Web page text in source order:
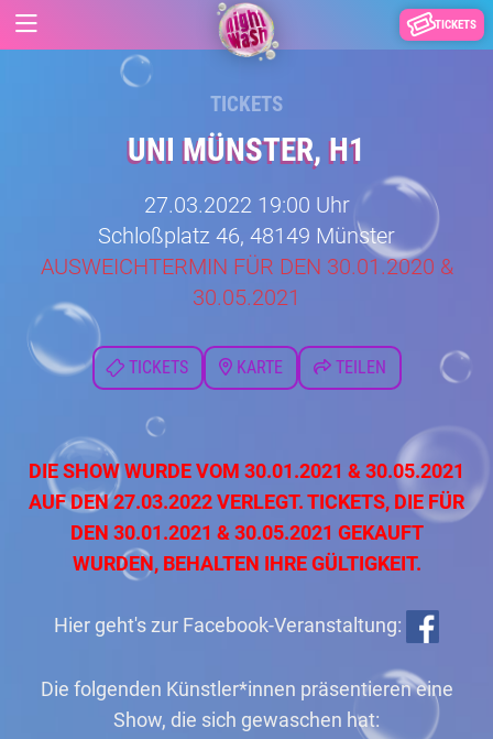
TICKETS
TICKETS
UNI MÜNSTER, H1
27.03.2022 19:00 Uhr
Schloßplatz 46, 48149 Münster
AUSWEICHTERMIN FÜR DEN 30.01.2020 &
30.05.2021
TICKETS KARTE TEILEN
DIE SHOW WURDE VOM 30.01.2021 & 30.05.2021
AUF DEN 27.03.2022 VERLEGT. TICKETS, DIE FÜR
DEN 30.01.2021 & 30.05.2021 GEKAUFT
WURDEN, BEHALTEN IHRE GÜLTIGKEIT.
Hier geht's zur Facebook-Veranstaltung:
Die folgenden Künstler*innen präsentieren eine
Show, die sich gewaschen hat: